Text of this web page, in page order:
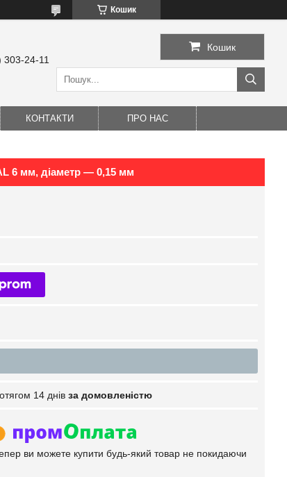
Кошик
303-24-11
Кошик
КОНТАКТИ ПРО НАС
6 мм, діаметр — 0,15 мм
14 днів за домовленістю
ви можете купити будь-який товар не покидаючи